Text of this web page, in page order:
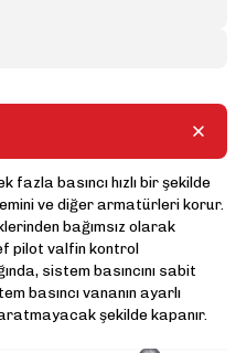
fazla basıncı hızlı bir şekilde
ve diğer armatürleri korur.
bağımsız olarak
pilot valfin kontrol
sistem basıncını sabit
basıncı vananın ayarlı
şekilde kapanır.